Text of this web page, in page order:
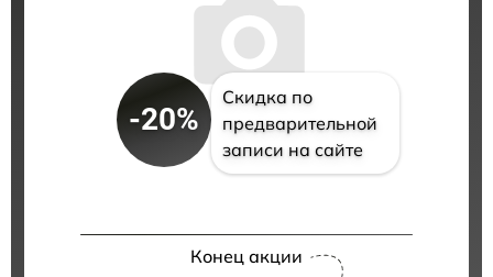
-20%
Скидка по
предварительной
записи на сайте
Конец акции